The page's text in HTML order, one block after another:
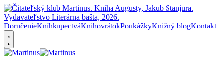
DoručenieKníhkupectváKnihovrátokPoukážkyKnižný blogKontakt